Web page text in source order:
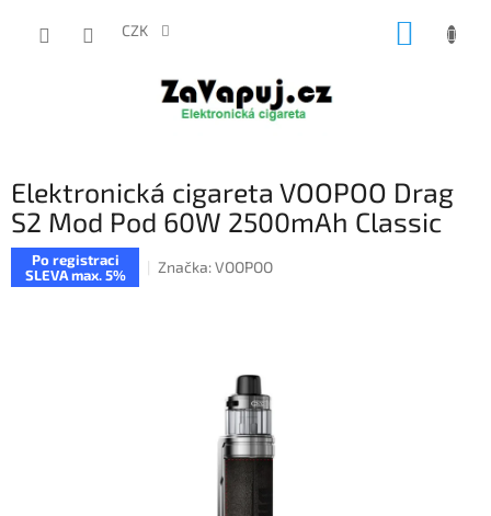
CZK
Elektronická cigareta VOOPOO Drag
S2 Mod Pod 60W 2500mAh Classic
Po registraci
SLEVA max. 5%
Značka:VOOPOO